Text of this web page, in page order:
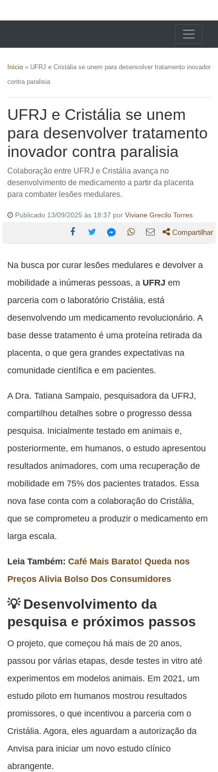
Início » UFRJ e Cristália se unem para desenvolver tratamento inovador
contra paralisia
UFRJ e Cristália se unem
para desenvolver tratamento
inovador contra paralisia
Colaboração entre UFRJ e Cristália avança no
desenvolvimento de medicamento a partir da placenta
para combater lesões medulares.
Publicado 13/09/2025 às 18:37 por Viviane Grecilo Torres
esta esta esta
publicação
esta
publicação
WhatsApp
esta
publicação
Compartilhar
Na busca por curar lesões medulares e devolver a
mobilidade a inúmeras pessoas, a UFRJ em
parceria com o laboratório Cristália, está
desenvolvendo um medicamento revolucionário. A
base desse tratamento é uma proteína retirada da
placenta, o que gera grandes expectativas na
comunidade científica e em pacientes.
A Dra. Tatiana Sampaio, pesquisadora da UFRJ,
compartilhou detalhes sobre o progresso dessa
pesquisa. Inicialmente testado em animais e,
posteriormente, em humanos, o estudo apresentou
resultados animadores, com uma recuperação de
mobilidade em 75% dos pacientes tratados. Essa
nova fase conta com a colaboração do Cristália,
que se comprometeu a produzir o medicamento em
larga escala.
Leia Também: Café Mais Barato! Queda nos
Preços Alivia Bolso Dos Consumidores
Desenvolvimento da
pesquisa e próximos passos
O projeto, que começou há mais de 20 anos,
passou por várias etapas, desde testes in vitro até
experimentos em modelos animais. Em 2021, um
estudo piloto em humanos mostrou resultados
promissores, o que incentivou a parceria com o
Cristália. Agora, eles aguardam a autorização da
Anvisa para iniciar um novo estudo clínico
abrangente.